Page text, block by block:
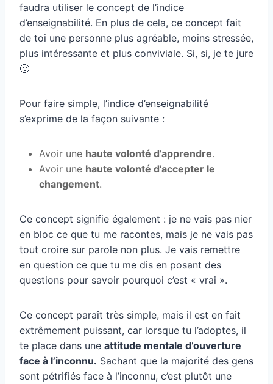
faudra utiliser le concept de l’indice
d’enseignabilité. En plus de cela, ce concept fait
de toi une personne plus agréable, moins stressée,
plus intéressante et plus conviviale. Si, si, je te jure
🙂
Pour faire simple, l’indice d’enseignabilité
s’exprime de la façon suivante :
Avoir une haute volonté d’apprendre.
Avoir une haute volonté d’accepter le
changement.
Ce concept signifie également : je ne vais pas nier
en bloc ce que tu me racontes, mais je ne vais pas
tout croire sur parole non plus. Je vais remettre
en question ce que tu me dis en posant des
questions pour savoir pourquoi c’est « vrai ».
Ce concept paraît très simple, mais il est en fait
extrêmement puissant, car lorsque tu l’adoptes, il
te place dans une attitude mentale d’ouverture
face à l’inconnu. Sachant que la majorité des gens
sont pétrifiés face à l’inconnu, c’est plutôt une